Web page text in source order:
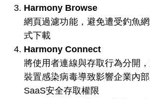
Harmony Browse
網頁過濾功能，避免遭受釣魚
式下載
Harmony Connect
將使用者連線與存取行為分開
裝置感染病毒導致影響企業內
SaaS安全存取權限